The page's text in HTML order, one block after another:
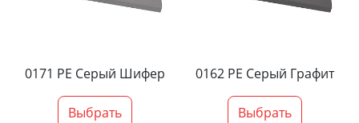
0171 PE Серый Шифер
Выбрать
0162 PE Серый Графит
Выбрать